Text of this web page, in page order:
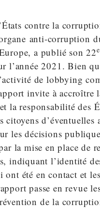
contre la
anti-corruption
a publié son 22e
l’année 2021. Bien
de lobbying
invite à accroître
la responsabilité des
citoyens d’éventuelles
les décisions
la mise en place de
indiquant l’identité
ont été en contact et
passe en revue
de la